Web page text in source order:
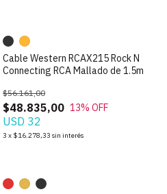
Cable Western RCAX215 Rock N
Connecting RCA Mallado de 1.5m
$48.835,00
$56.161,00
13% OFF
USD 32
3 x $16.278,33 sin interés